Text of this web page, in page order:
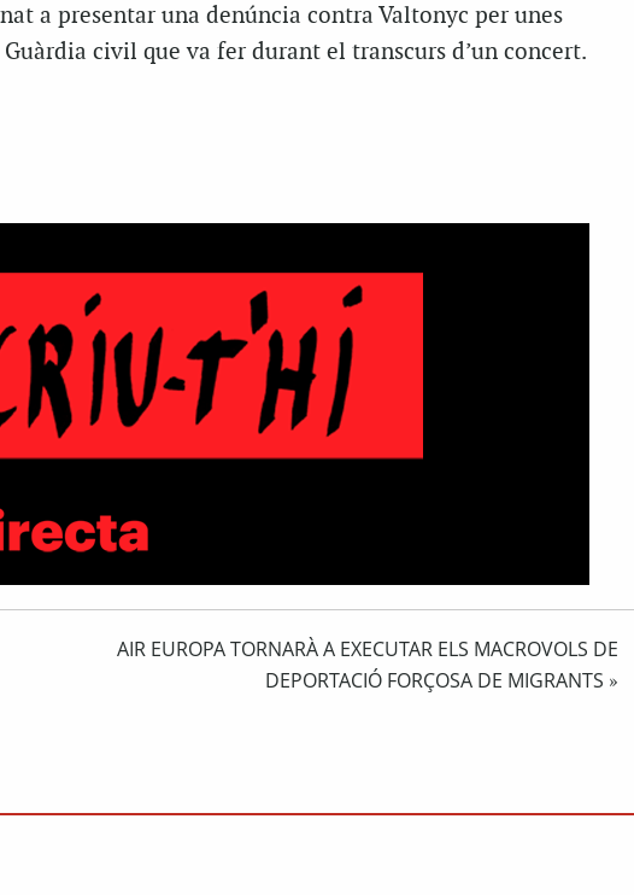
a presentar una denúncia contra Valtonyc per unes
civil que va fer durant el transcurs d’un concert.
AIR EUROPA TORNARÀ A EXECUTAR ELS MACROVOLS DE
DEPORTACIÓ FORÇOSA DE MIGRANTS »